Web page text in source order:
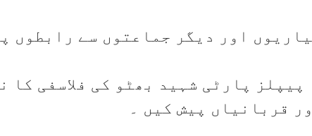
اور دیگر جماعتوں سے رابطوں
پارٹی شہید بھٹو کی فلاسفی کا
قربانیاں پیش کیں ۔